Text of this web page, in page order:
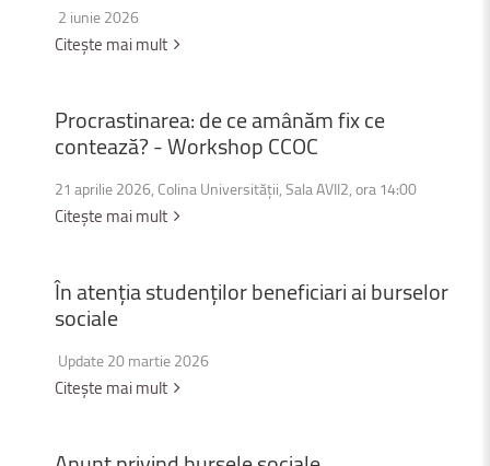
2 iunie 2026
Citește mai mult
Procrastinarea:deceamânămfixce
contează?-WorkshopCCOC
21 aprilie 2026, Colina Universității, Sala AVII2, ora 14:00
Citește mai mult
Înatențiastudențilorbeneficiariaiburselor
sociale
Update 20 martie 2026
Citește mai mult